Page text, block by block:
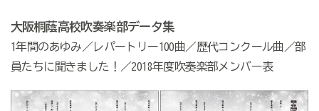
大阪桐蔭高校吹奏楽部データ集
1年間のあゆみ／レパートリー100曲／歴代コンクール曲／部
員たちに聞きました！／2018年度吹奏楽部メンバー表